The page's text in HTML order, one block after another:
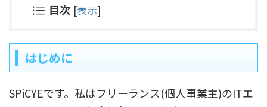
目次 [表示]
はじめに
SPiCYEです。私はフリーランス(個人事業主)のITエ